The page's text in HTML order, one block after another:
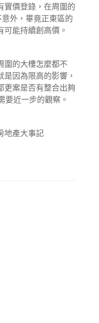
實價登錄，在周圍的
外，畢竟正東區的
能持續創高價。
圍的大樓怎麼都不
因為限高的影響，
更案是否有整合出夠
要近一步的觀察。
地產大事記